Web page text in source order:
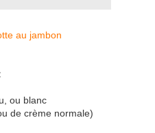
ou blanc
de crème normale)